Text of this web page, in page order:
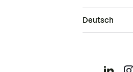
Deutsch